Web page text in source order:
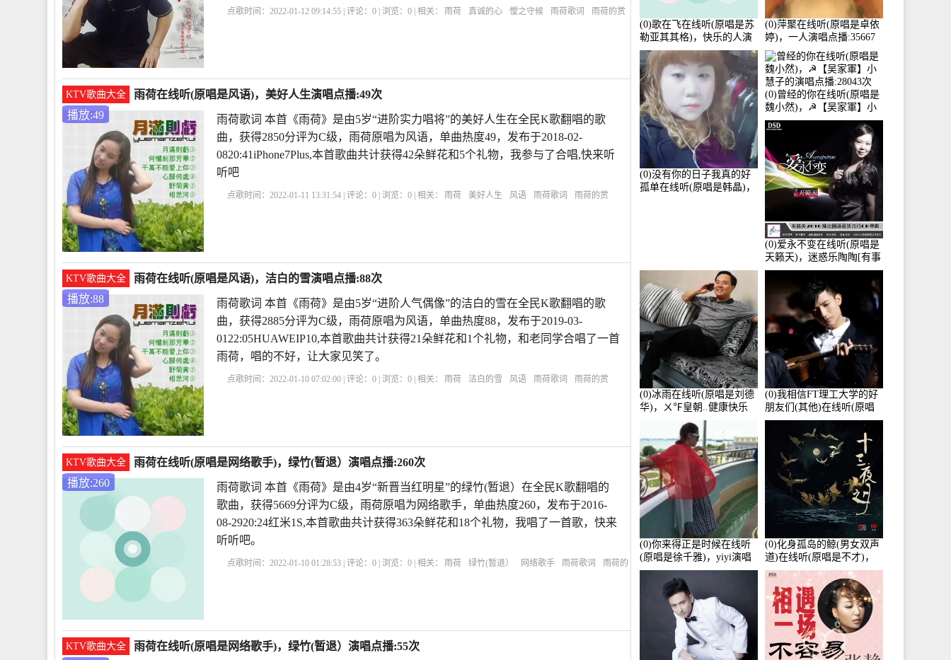
点歌时间：2022-01-12 09:14:55 | 评论：0 | 浏览：0 | 相关： 雨荷 真诚的心 懓之守候 雨荷歌词
雨荷的赏
KTV歌曲大全
雨荷在线听(原唱是风语)，美好人生演唱点播:49次
播放:49
雨荷歌词 本首《雨荷》是由5岁“进阶实力唱将”的美好人生在全民K歌翻唱的歌
曲，获得2850分评为C级，雨荷原唱为风语，单曲热度49，发布于2018-02-
0820:41iPhone7Plus,本首歌曲共计获得42朵鲜花和5个礼物，我参与了合唱,快来听
听吧
点歌时间：2022-01-11 13:31:54 | 评论：0 | 浏览：0 | 相关： 雨荷 美好人生 风语 雨荷歌词
雨荷的赏
KTV歌曲大全
雨荷在线听(原唱是风语)，洁白的雪演唱点播:88次
播放:88
雨荷歌词 本首《雨荷》是由5岁“进阶人气偶像”的洁白的雪在全民K歌翻唱的歌
曲，获得2885分评为C级，雨荷原唱为风语，单曲热度88，发布于2019-03-
0122:05HUAWEIP10,本首歌曲共计获得21朵鲜花和1个礼物，和老同学合唱了一首
雨荷，唱的不好，让大家见笑了。
点歌时间：2022-01-10 07:02:00 | 评论：0 | 浏览：0 | 相关： 雨荷 洁白的雪 风语 雨荷歌词
雨荷的赏
KTV歌曲大全
雨荷在线听(原唱是网络歌手)，绿竹(暂退）演唱点播:260次
播放:260
雨荷歌词 本首《雨荷》是由4岁“新晋当红明星”的绿竹(暂退）在全民K歌翻唱的
歌曲，获得5669分评为C级，雨荷原唱为网络歌手，单曲热度260，发布于2016-
08-2920:24红米1S,本首歌曲共计获得363朵鲜花和18个礼物，我唱了一首歌，快来
听听吧。
点歌时间：2022-01-10 01:28:53 | 评论：0 | 浏览：0 | 相关： 雨荷 绿竹(暂退） 网络歌手 雨荷歌词
雨荷的
KTV歌曲大全
雨荷在线听(原唱是网络歌手)，绿竹(暂退）演唱点播:55次
(0)歌在飞在线听(原唱是苏
勒亚其其格)，快乐的人演
唱点播:36次
(0)萍聚在线听(原唱是卓依
婷)，一人演唱点播:35667
次
(0)没有你的日子我真的好
孤单在线听(原唱是韩晶)，
(0)曾经的你在线听(原唱是
魏小然)，☭【吴家軍】小
慧子的演唱点播:28043次
(0)爱永不变在线听(原唱是
天籁天)，迷惑乐陶陶[有事
暂离]演唱点播:27678次
(0)冰雨在线听(原唱是刘德
华)，ㄨ℉皇朝..健康快乐
演唱点播:26643次
(0)我相信FT理工大学的好
朋友们(其他)在线听(原唱
是杨培安)，老乔演唱点
播:23714次
(0)你来得正是时候在线听
(原唱是徐千雅)，yiyi演唱
点播:21991次
(0)化身孤岛的鲸(男女双声
道)在线听(原唱是不才)，
HGBai演唱点播:19428次